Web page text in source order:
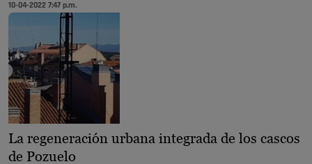
10-04-2022 7:47 p.m.
La regeneración urbana integrada de los cascos
de Pozuelo